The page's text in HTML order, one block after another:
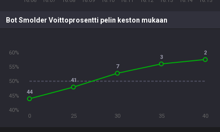
Bot Smolder Voittoprosentti pelin keston mukaan
0 25 30 35 40
40%
45%
50%
55%
60%
44
41
7
3
2